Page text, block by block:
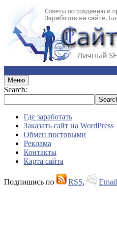
Меню
Search:
Где заработать
Заказать сайт на WordPress
Обмен постовыми
Реклама
Контакты
Карта сайта
Подпишись по RSS, Email